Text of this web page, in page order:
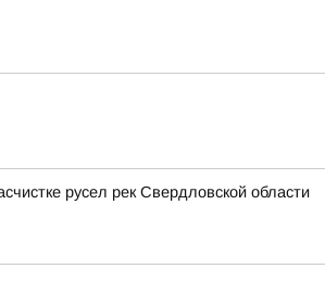
русел рек Свердловской области